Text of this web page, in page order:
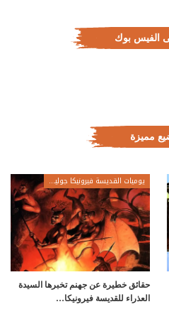
الفيس بوك
مميزة
يوميات القديسة فيرونيكا جولياني
حقائق خطيرة عن جهنم تخبرها السيدة
العذراء للقديسة فيرونيكا…